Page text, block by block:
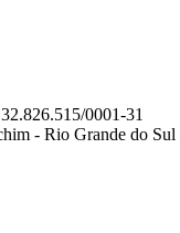
0001-31
- Rio Grande do Sul